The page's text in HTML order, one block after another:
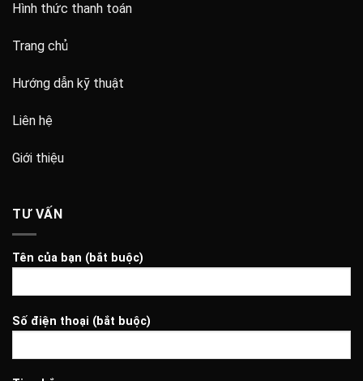
Hình thức thanh toán
Trang chủ
Hướng dẫn kỹ thuật
Liên hệ
Giới thiệu
TƯ VẤN
Tên của bạn (bắt buộc)
Số điện thoại (bắt buộc)